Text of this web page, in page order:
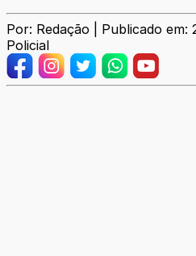
Por: Redação | Publicado
Policial